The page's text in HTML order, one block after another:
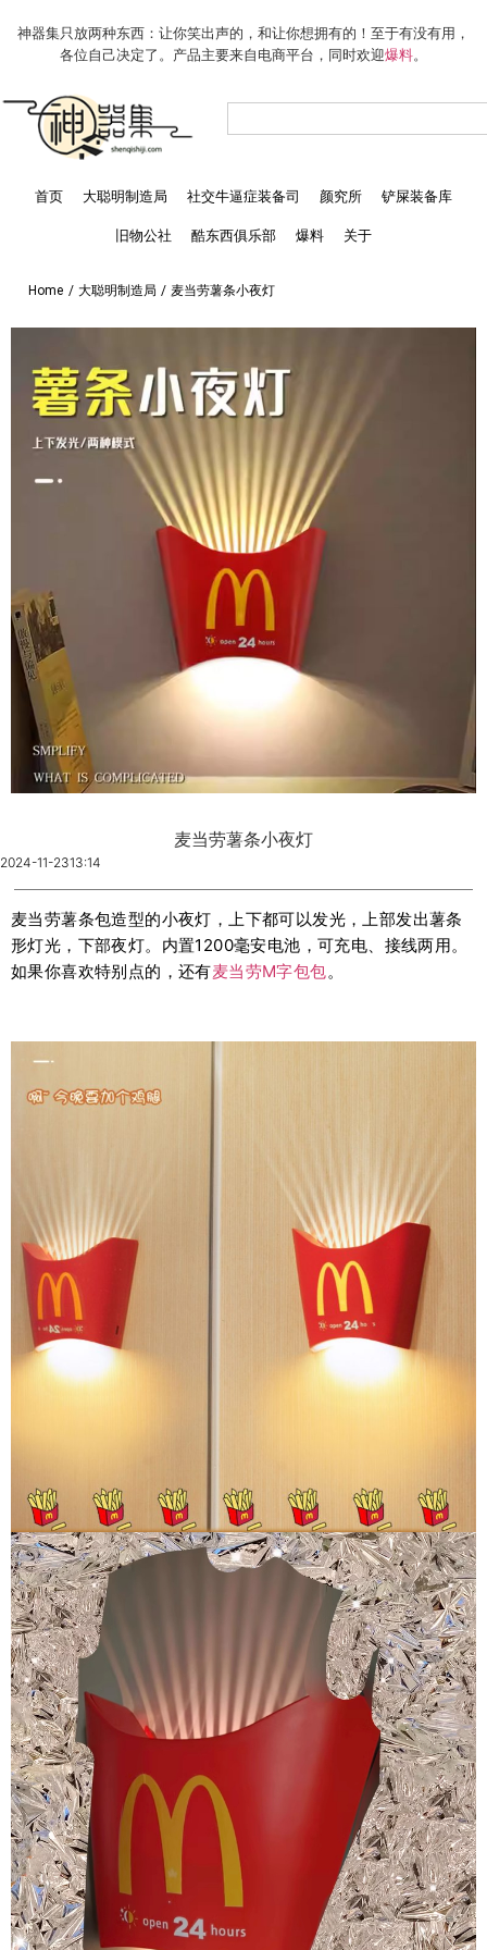
神器集只放两种东西：让你笑出声的，和让你想拥有的！至于有没有用，
各位自己决定了。产品主要来自电商平台，同时欢迎爆料。
首页 大聪明制造局 社交牛逼症装备司 颜究所 铲屎装备库
旧物公社 酷东西俱乐部 爆料 关于
Home / 大聪明制造局 / 麦当劳薯条小夜灯
麦当劳薯条小夜灯
2024-11-2313:14
麦当劳薯条包造型的小夜灯，上下都可以发光，上部发出薯条
形灯光，下部夜灯。内置1200毫安电池，可充电、接线两用。
如果你喜欢特别点的，还有麦当劳M字包包。